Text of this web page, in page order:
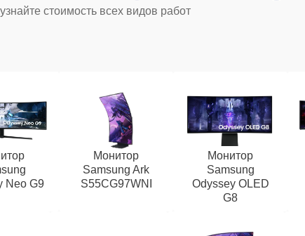
стоимость всех видов работ
Neo G9
Монитор
Samsung Ark
S55CG97WNI
Монитор
Samsung
Odyssey OLED
G8